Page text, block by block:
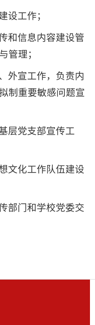
设工作；
和信息内容建设管
管理；
外宣工作，负责内
制重要敏感问题宣
层党支部宣传工
文化工作队伍建设
部门和学校党委交